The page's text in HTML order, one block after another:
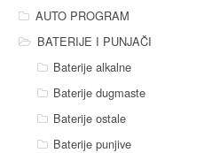
AUTO PROGRAM
BATERIJE I PUNJAČI
Baterije alkalne
Baterije dugmaste
Baterije ostale
Baterije punjive